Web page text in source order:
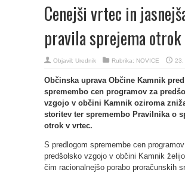
Cenejši vrtec in
pravila sprejema otrok
Objavil: Urednik Rubrika: NOVICE 23.
Občinska uprava Občine Kamnik
spremembo cen programov za
vzgojo v občini Kamnik oziroma
storitev ter spremembo Pravilnika o
otrok v vrtec.
S predlogom spremembe cen
predšolsko vzgojo v občini Kamnik
čim racionalnejšo porabo proračunskih